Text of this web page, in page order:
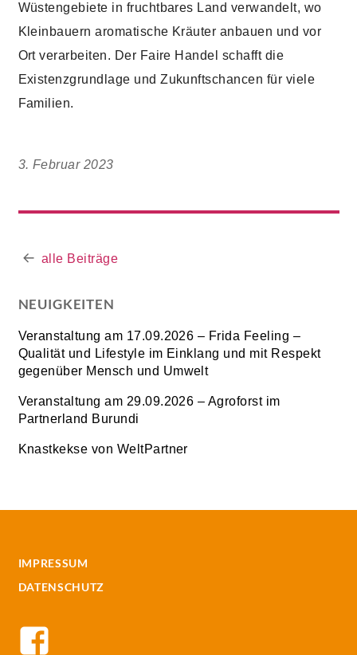
Wüstengebiete in fruchtbares Land verwandelt, wo
Kleinbauern aromatische Kräuter anbauen und vor
Ort verarbeiten. Der Faire Handel schafft die
Existenzgrundlage und Zukunftschancen für viele
Familien.
3. Februar 2023
alle Beiträge
NEUIGKEITEN
Veranstaltung am 17.09.2026 – Frida Feeling –
Qualität und Lifestyle im Einklang und mit Respekt
gegenüber Mensch und Umwelt
Veranstaltung am 29.09.2026 – Agroforst im
Partnerland Burundi
Knastkekse von WeltPartner
IMPRESSUM
DATENSCHUTZ